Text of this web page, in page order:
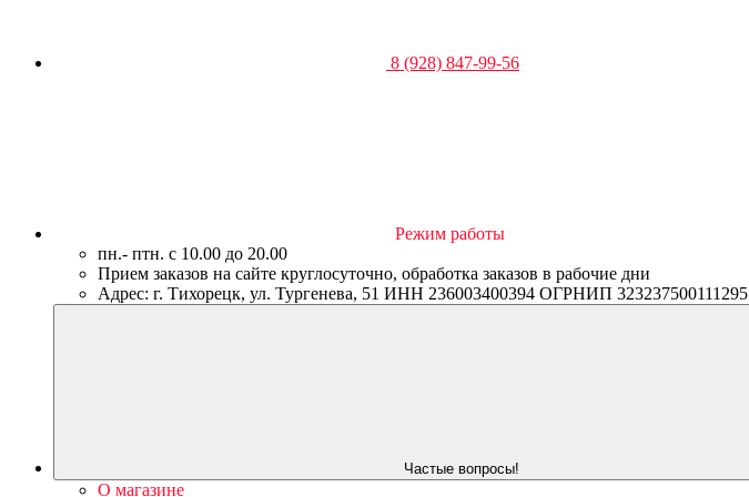
8 (928) 847-99-56
Режим работы
пн.- птн. c 10.00 до 20.00
Прием заказов на сайте круглосуточно, обработка заказов в рабочие дни
Адрес: г. Тихорецк, ул. Тургенева, 51 ИНН 236003400394 ОГРНИП 323237500111295
Частые вопросы!
О магазине